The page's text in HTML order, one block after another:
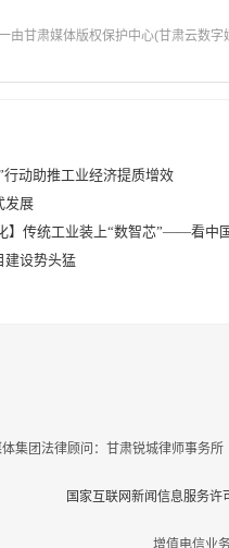
由甘肃媒体版权保护中心(甘肃云数
动助推工业经济提质增效
发展
】传统工业装上“数智芯”——看中
建设势头猛
体集团法律顾问：甘肃锐城律师事
国家互联网新闻信息服务
增值电信业